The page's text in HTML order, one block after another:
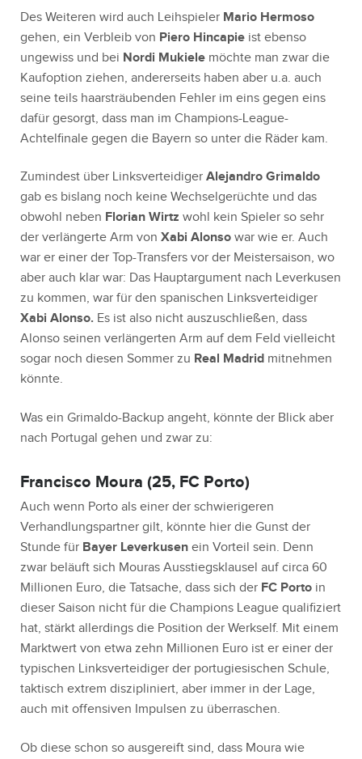
Des Weiteren wird auch Leihspieler Mario Hermoso
gehen, ein Verbleib von Piero Hincapie ist ebenso
ungewiss und bei Nordi Mukiele möchte man zwar die
Kaufoption ziehen, andererseits haben aber u.a. auch
seine teils haarsträubenden Fehler im eins gegen eins
dafür gesorgt, dass man im Champions-League-
Achtelfinale gegen die Bayern so unter die Räder kam.
Zumindest über Linksverteidiger Alejandro Grimaldo
gab es bislang noch keine Wechselgerüchte und das
obwohl neben Florian Wirtz wohl kein Spieler so sehr
der verlängerte Arm von Xabi Alonso war wie er. Auch
war er einer der Top-Transfers vor der Meistersaison, wo
aber auch klar war: Das Hauptargument nach Leverkusen
zu kommen, war für den spanischen Linksverteidiger
Xabi Alonso. Es ist also nicht auszuschließen, dass
Alonso seinen verlängerten Arm auf dem Feld vielleicht
sogar noch diesen Sommer zu Real Madrid mitnehmen
könnte.
Was ein Grimaldo-Backup angeht, könnte der Blick aber
nach Portugal gehen und zwar zu:
Francisco Moura (25, FC Porto)
Auch wenn Porto als einer der schwierigeren
Verhandlungspartner gilt, könnte hier die Gunst der
Stunde für Bayer Leverkusen ein Vorteil sein. Denn
zwar beläuft sich Mouras Ausstiegsklausel auf circa 60
Millionen Euro, die Tatsache, dass sich der FC Porto in
dieser Saison nicht für die Champions League qualifiziert
hat, stärkt allerdings die Position der Werkself. Mit einem
Marktwert von etwa zehn Millionen Euro ist er einer der
typischen Linksverteidiger der portugiesischen Schule,
taktisch extrem diszipliniert, aber immer in der Lage,
auch mit offensiven Impulsen zu überraschen.
Ob diese schon so ausgereift sind, dass Moura wie